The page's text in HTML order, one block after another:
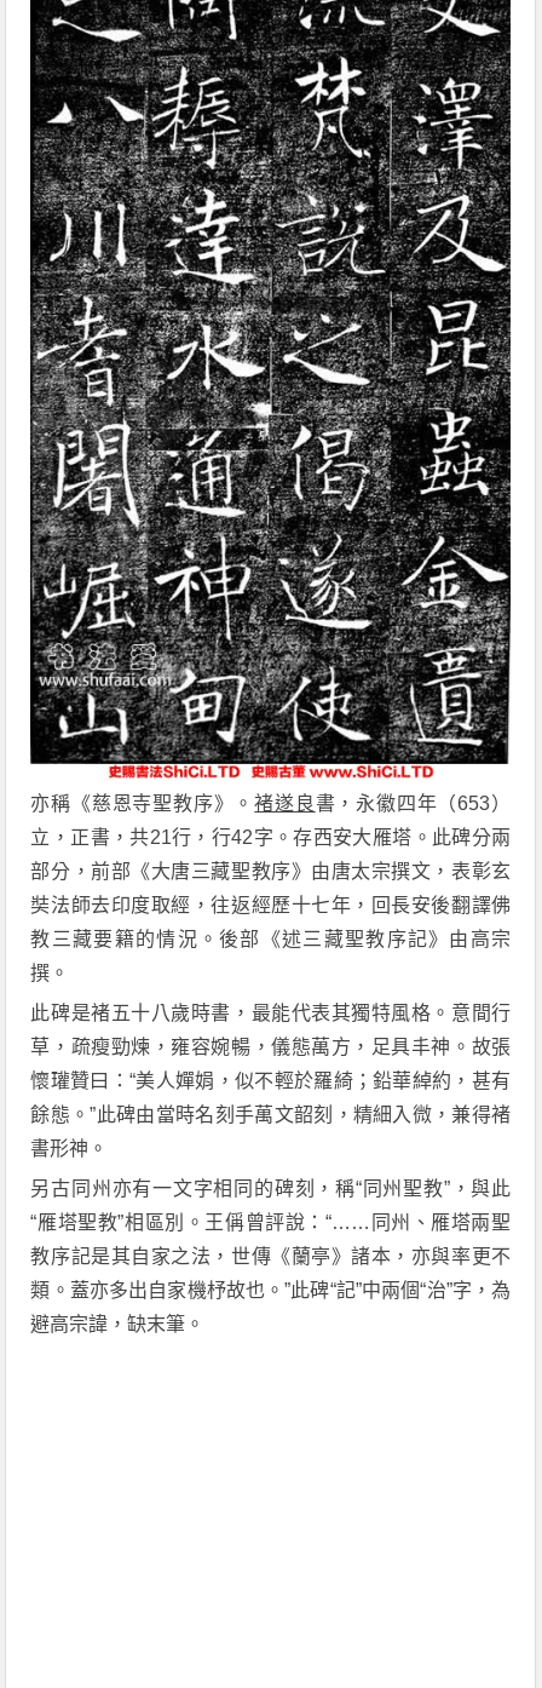
亦稱《慈恩寺聖教序》。褚遂良 書，永徽四年（653）
立，正書，共21行，行42字。存西安大雁塔。此碑分兩
部分，前部《大唐三藏聖教序》由唐太宗撰文，表彰玄
奘法師去印度取經，往返經歷十七年，回長安後翻譯佛
教三藏要籍的情況。後部《述三藏聖教序記》由高宗
撰。
此碑是褚五十八歲時書，最能代表其獨特風格。意間行
草，疏瘦勁煉，雍容婉暢，儀態萬方，足具丰神。故張
懷瓘贊曰：“美人嬋娟，似不輕於羅綺；鉛華綽約，甚有
餘態。”此碑由當時名刻手萬文韶刻，精細入微，兼得褚
書形神。
另古同州亦有一文字相同的碑刻，稱“同州聖教”，與此
“雁塔聖教”相區別。王偁曾評說：“……同州、雁塔兩聖
教序記是其自家之法，世傳《蘭亭》諸本，亦與率更不
類。蓋亦多出自家機杼故也。”此碑“記”中兩個“治”字，為
避高宗諱，缺末筆。